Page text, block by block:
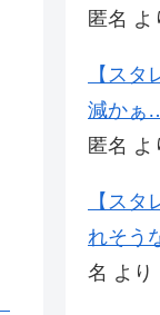
匿名 よ
【ス
減かぁ
匿名 よ
【ス
れそう
名 より